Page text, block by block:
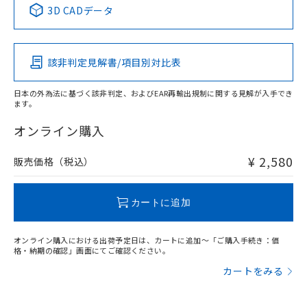
Pb Hg Cd Cr(VI)
O
在庫等で未対応品が混在する可能性があります。
問い合わせください。
この製品の規格認証/適合状況ページへ
その他の認証はこちらのページからご検索ください
3D CADデータ
該非判定見解書/項目別対比表
日本の外為法に基づく該非判定、およびEAR再輸出規制に関する見解が入手でき
ます。
オンライン購入
販売価格（税込） ¥ 2,580
カートに追加
オンライン購入における出荷予定日は、カートに追加～「ご購入手続き：価
格・納期の確認」画面にてご確認ください。
カートをみる